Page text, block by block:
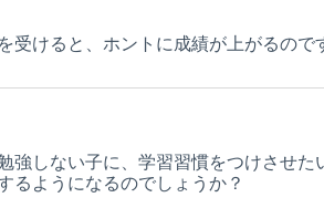
受けると、ホントに成績が上がるので
強しない子に、学習習慣をつけさせた
るようになるのでしょうか？